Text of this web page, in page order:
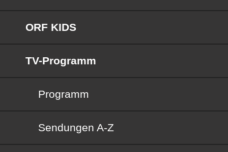
ORF KIDS
TV-Programm
Programm
Sendungen von A bis Z
Sendungen A-Z